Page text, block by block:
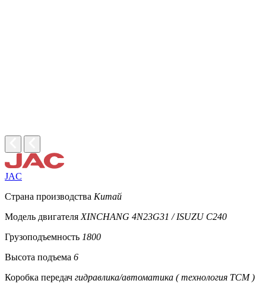
JAC
Страна производства Китай
Модель двигателя XINCHANG 4N23G31 / ISUZU C240
Грузоподъемность 1800
Высота подъема 6
Коробка передач гидравлика/автоматика ( технология TCM )